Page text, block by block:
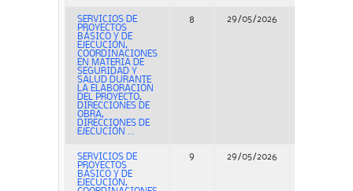
SERVICIOS DE
PROYECTOS
BÁSICO Y DE
EJECUCIÓN,
COORDINACIONES
EN MATERIA DE
SEGURIDAD Y
SALUD DURANTE
LA ELABORACIÓN
DEL PROYECTO,
DIRECCIONES DE
OBRA,
DIRECCIONES DE
EJECUCIÓN ...
8 29/05/2026
SERVICIOS DE
PROYECTOS
BÁSICO Y DE
EJECUCIÓN,
9 29/05/2026